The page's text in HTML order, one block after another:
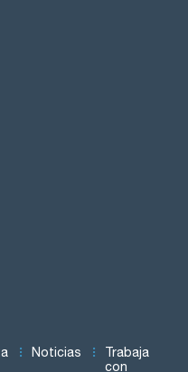
Noticias
Trabaja
con